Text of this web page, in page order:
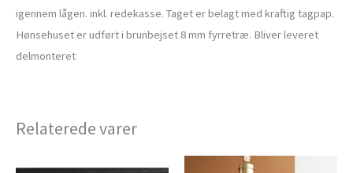
igennem lågen. inkl. redekasse. Taget er belagt med kraftig tagpap.
Hønsehuset er udført i brunbejset 8 mm fyrretræ. Bliver leveret
delmonteret
Relaterede varer